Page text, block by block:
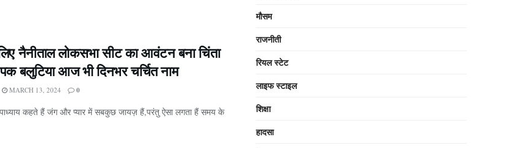
नैनीताल लोकसभा सीट का आवंटन बना चिंता
बलुटिया आज भी दिनभर चर्चित नाम
MARCH 13, 2024 0
उपाध्याय कहते हैं जंग और प्यार में सबकुछ जायज़ हैं,परंतु ऐसा लगता हैं समय के
मौसम
राजनीती
रियल स्टेट
लाइफ स्टाइल
शिक्षा
हादसा